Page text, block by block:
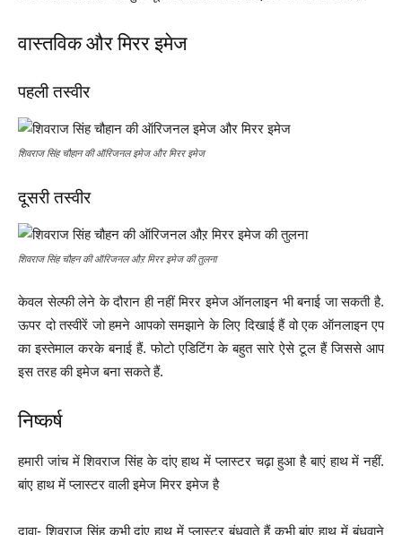
वास्तविक और मिरर इमेज
पहली तस्वीर
शिवराज सिंह चौहान की ऑरिजनल इमेज और मिरर इमेज
दूसरी तस्वीर
शिवराज सिंह चौहन की ऑरिजनल औऱ मिरर इमेज की तुलना
केवल सेल्फी लेने के दौरान ही नहीं मिरर इमेज ऑनलाइन भी बनाई जा सकती है.
ऊपर दो तस्वीरें जो हमने आपको समझाने के लिए दिखाई हैं वो एक ऑनलाइन एप
का इस्तेमाल करके बनाई हैं. फोटो एडिटिंग के बहुत सारे ऐसे टूल हैं जिससे आप
इस तरह की इमेज बना सकते हैं.
निष्कर्ष
हमारी जांच में शिवराज सिंह के दांए हाथ में प्लास्टर चढ़ा हुआ है बाएं हाथ में नहीं.
बांए हाथ में प्लास्टर वाली इमेज मिरर इमेज है
दावा- शिवराज सिंह कभी दांए हाथ में प्लास्टर बंधवाते हैं कभी बांए हाथ में बंधवाने